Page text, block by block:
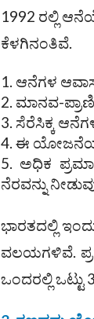
1992 ರಲ್ಲಿ
ಕೆಳಗಿನಂತಿವೆ.
ಆನೆಗಳ
ಮಾನವ-
ಸೆರೆಸಿಕ್ಕ
ಈ ಯೋಜನೆಯು
ಅಧಿಕ
ನೆರವನ್ನು
ಭಾರತದಲ್ಲಿ
ವಲಯಗಳಿವೆ.
ಒಂದರಲ್ಲಿ ಒಟ್ಟು